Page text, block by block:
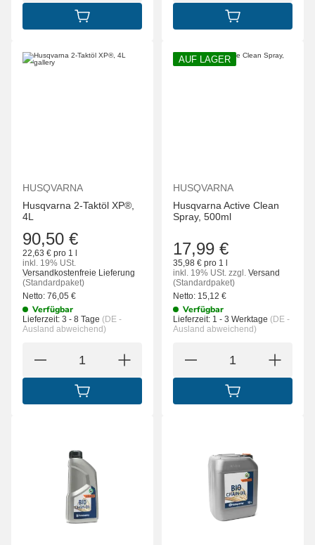
IN DEN WARENKORB IN DEN
HUSQVARNA
Husqvarna 2-Taktöl XP®,
4L
90,50 €
22,63 € pro 1 l
inkl. 19% USt.
Versandkostenfreie Lieferung
(Standardpaket)
Netto: 76,05 €
Verfügbar
Lieferzeit: 3 - 8 Tage (DE -
Ausland abweichend)
IN DEN WARENKORB
AUF LAGER
HUSQVARNA
Husqvarna Active Clean
Spray, 500ml
17,99 €
35,98 € pro 1 l
inkl. 19% USt. zzgl. Versand
(Standardpaket)
Netto: 15,12 €
Verfügbar
Lieferzeit: 1 - 3 Werktage (DE -
Ausland abweichend)
IN DEN